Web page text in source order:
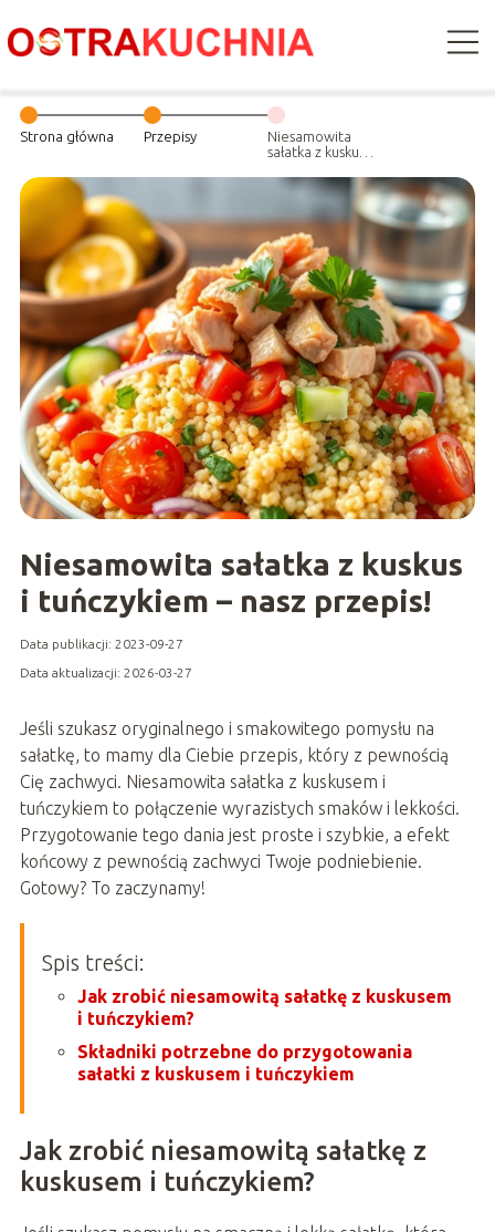
Strona główna Przepisy
Niesamowita
sałatka z kuskus i
nasz przepis!
Niesamowita sałatka z kuskus
i tuńczykiem – nasz przepis!
Data publikacji: 2023-09-27
Data aktualizacji: 2026-03-27
Jeśli szukasz oryginalnego i smakowitego pomysłu na
sałatkę, to mamy dla Ciebie przepis, który z pewnością
Cię zachwyci. Niesamowita sałatka z kuskusem i
tuńczykiem to połączenie wyrazistych smaków i lekkości.
Przygotowanie tego dania jest proste i szybkie, a efekt
końcowy z pewnością zachwyci Twoje podniebienie.
Gotowy? To zaczynamy!
Spis treści:
Jak zrobić niesamowitą sałatkę z kuskusem
i tuńczykiem?
Składniki potrzebne do przygotowania
sałatki z kuskusem i tuńczykiem
Jak zrobić niesamowitą sałatkę z
kuskusem i tuńczykiem?